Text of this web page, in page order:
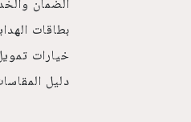
الضمان
بطاقات
خيارات
دليل